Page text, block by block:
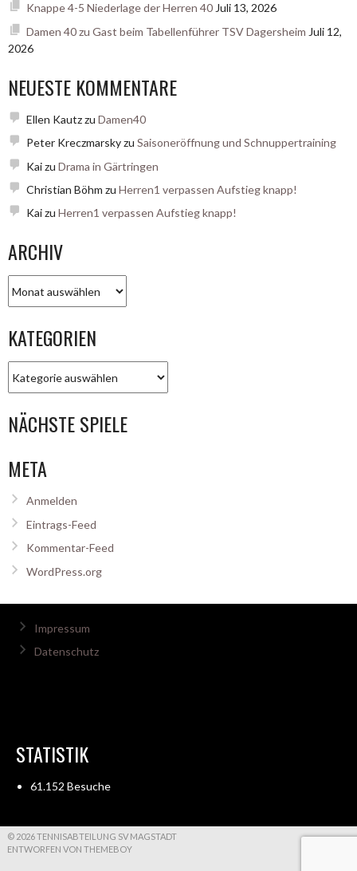
Knappe 4-5 Niederlage der Herren 40Juli 13, 2026
Damen 40 zu Gast beim Tabellenführer TSV Dagersheim Juli 12,
2026
NEUESTE KOMMENTARE
Ellen Kautzzu Damen40
Peter Kreczmarskyzu Saisoneröffnung und Schnuppertraining
Kaizu Drama in Gärtringen
Christian Böhm zu Herren1 verpassen Aufstieg knapp!
Kaizu Herren1 verpassen Aufstieg knapp!
ARCHIV
KATEGORIEN
NÄCHSTE SPIELE
META
Anmelden
Eintrags-Feed
Kommentar-Feed
WordPress.org
Impressum
Datenschutz
STATISTIK
61.152 Besuche
© 2026 TENNISABTEILUNG SV MAGSTADT
ENTWORFEN VON THEMEBOY